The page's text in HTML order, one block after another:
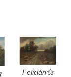
Felicián